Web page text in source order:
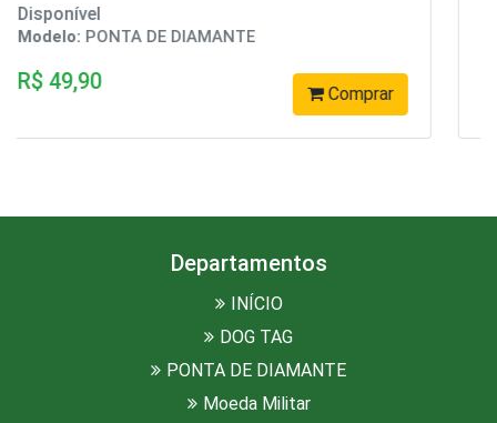
Disponível
Modelo:PONTA DE DIAMANTE
R$ 79,90 Comprar
Departamentos
INÍCIO
DOG TAG
PONTA DE DIAMANTE
Moeda Militar